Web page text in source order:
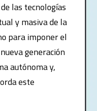
las tecnologías
y masiva de la
para imponer el
generación
autónoma y,
este